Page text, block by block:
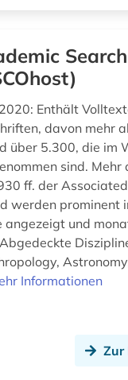
(1)
chemie fachdidaktik (1)
Enthält
davon mehr
über 5.300, die im
sind. Mehr
ff. der
werden prominent
angezeigt und
Informationen
Zur